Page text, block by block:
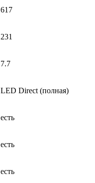
617
231
7.7
LED Direct (полная)
есть
есть
есть